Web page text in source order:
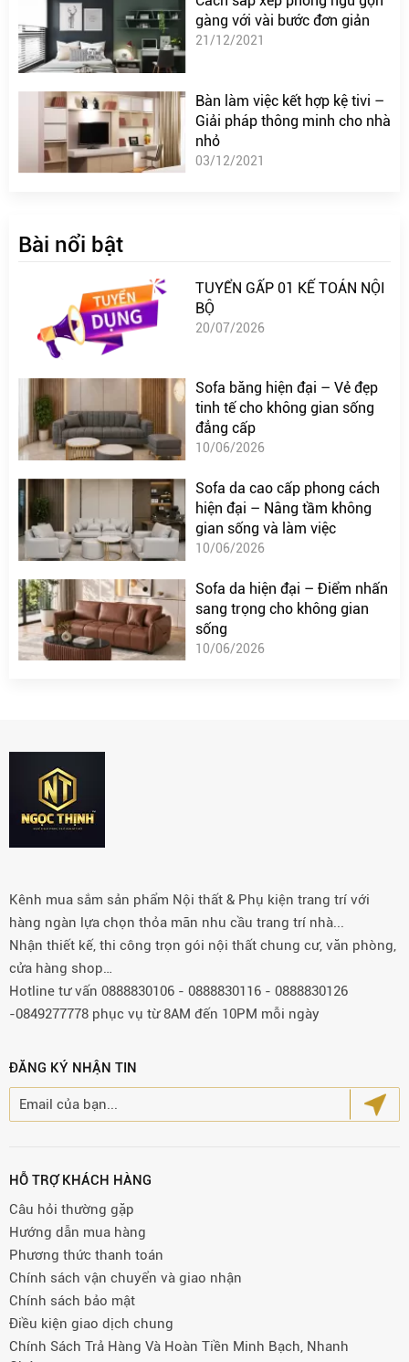
gàng với vài bước đơn giản
21/12/2021
Bàn làm việc kết hợp kệ tivi –
Giải pháp thông minh cho nhà
nhỏ
03/12/2021
Bài nổi bật
TUYỂN GẤP 01 KẾ TOÁN NỘI
BỘ
20/07/2026
Sofa băng hiện đại – Vẻ đẹp
tinh tế cho không gian sống
đẳng cấp
10/06/2026
Sofa da cao cấp phong cách
hiện đại – Nâng tầm không
gian sống và làm việc
10/06/2026
Sofa da hiện đại – Điểm nhấn
sang trọng cho không gian
sống
10/06/2026
Kênh mua sắm sản phẩm Nội thất & Phụ kiện trang trí với
hàng ngàn lựa chọn thỏa mãn nhu cầu trang trí nhà...
Nhận thiết kế, thi công trọn gói nội thất chung cư, văn phòng,
cửa hàng shop…
Hotline tư vấn 0888830106 - 0888830116 - 0888830126
-0849277778 phục vụ từ 8AM đến 10PM mỗi ngày
ĐĂNG KÝ NHẬN TIN
HỖ TRỢ KHÁCH HÀNG
Câu hỏi thường gặp
Hướng dẫn mua hàng
Phương thức thanh toán
Chính sách vận chuyển và giao nhận
Chính sách bảo mật
Điều kiện giao dịch chung
Chính Sách Trả Hàng Và Hoàn Tiền Minh Bạch, Nhanh